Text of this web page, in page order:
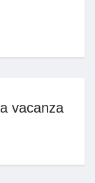
vacanza